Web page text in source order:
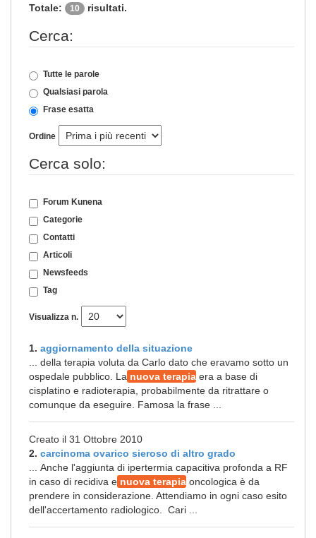
Totale: 10 risultati.
Cerca:
Tutte le parole
Qualsiasi parola
Frase esatta
Ordine
Cerca solo:
Forum Kunena
Categorie
Contatti
Articoli
Newsfeeds
Tag
Visualizza n.
1. aggiornamento della situazione
... della terapia voluta da Carlo dato che eravamo sotto un
ospedale pubblico. La nuova terapia era a base di
cisplatino e radioterapia, probabilmente da ritrattare o
comunque da eseguire. Famosa la frase ...
Creato il 31 Ottobre 2010
2. carcinoma ovarico sieroso di altro grado
... Anche l'aggiunta di ipertermia capacitiva profonda a RF
in caso di recidiva e nuova terapia oncologica è da
prendere in considerazione. Attendiamo in ogni caso esito
dell'accertamento radiologico. Cari ...